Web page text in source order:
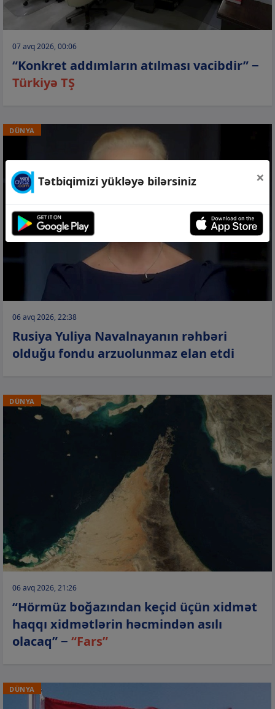
07 avq 2026, 00:06
“Konkret addımların atılması vacibdir” −
Türkiyə TŞ
DÜNYA
06 avq 2026, 22:38
Rusiya Yuliya Navalnayanın rəhbəri
olduğu fondu arzuolunmaz elan etdi
DÜNYA
06 avq 2026, 21:26
“Hörmüz boğazından keçid üçün xidmət
haqqı xidmətlərin həcmindən asılı
olacaq” − “Fars”
DÜNYA
Tətbiqimizi yükləyə bilərsiniz ×